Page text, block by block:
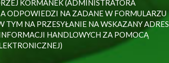
KORMANEK (ADMINISTRATORA
ODPOWIEDZI NA ZADANE W FORMULARZU
TYM NA PRZESYŁANIE NA WSKAZANY ADRES
HANDLOWYCH ZA POMOCĄ